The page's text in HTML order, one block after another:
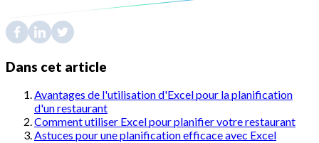
Dans cet article
Avantages de l'utilisation d'Excel pour la planification
d'un restaurant
Comment utiliser Excel pour planifier votre restaurant
Astuces pour une planification efficace avec Excel